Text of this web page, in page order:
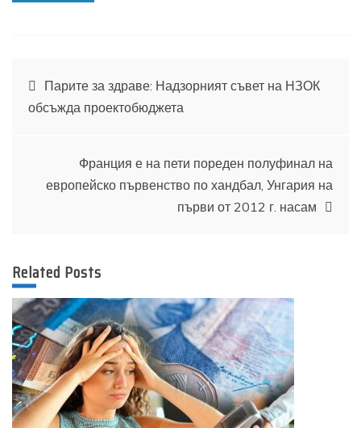
Навигация
Парите за здраве: Надзорният съвет на НЗОК
обсъжда проектобюджета
Франция е на пети пореден полуфинал на
европейско първенство по хандбал, Унгария на
първи от 2012 г. насам
Related Posts